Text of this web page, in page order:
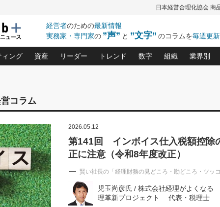
日本経営合理化協会 商
経営者のための最新情報
実務家・専門家の ”声” と ”文字” のコラムを毎週更新
2026.08.7
第153回「内需企業があっとい
う間にグローバル成長企業に」
FOOD & LIFE COMPANIES
2026.08.5
朝礼・会議での「社長の３分間
スピーチ」ネタ帳（2026年8月5
日号）
り」戦略(96)
務改善」横田尚哉氏(5)
ネス・クリニック(240)
切にしながら利益を上げる経営」の極意
門(3)
販”戦略視点(151)
ィング
戦略成功の秘訣 圧倒的に儲かる仕組みづくり講座(12)
を一瞬で制する！一流グローバル経営者は知ってい
ラーの玉手箱(9)
快進撃！ユニバーサルスタジオジャパンの成功要因と
分を表現する 成功イメージ戦略(77)
成功事例に学ぶ繁栄企業のブランド戦略(39)
資産
どうなる金融業界(39)
中国経済の最新動向(204)
事業承継の前に、決めておきたい、知っておきたい、やっ
きたいコト(12)
会社と社長のための資産管理講座(95)
深読み企業分析(153)
リーダー
ビジネスリーダー×次の一手「牟田太陽の社長業
ピョートル・F・グジバチの『経営戦略の新常識
指導者たる者かくあるべし(635)
朝礼・会議での「社長の３分間スピーチ」ネタ帳
楠木建の「経営知になる考え方」(57)
次もあなたにお願いしたいと思われる「一流の仕
トレンド
北村森の「今月のヒット商品」(109)
次の売れ筋をつかむ術(102)
社長のメシの種 4.0(206)
数字
おカネが残る決算書にす
強い決算書の会社はコ
損益分岐点を下げる、Ｐ
決算書の“見える化”術(12)
組織
中小企業の新た
賃金決定の定石
顧客・社員・
門」(23)
業界別
売れる
柿内幸
コラム
2026.05.12
第141回 インボイス仕入税額控除
正に注意（令和8年度改正）
賢い社長の「経理財務の見どころ・勘どころ・ツッコ
児玉尚彦氏 / 株式会社経理がよくなる
理革新プロジェクト 代表・税理士